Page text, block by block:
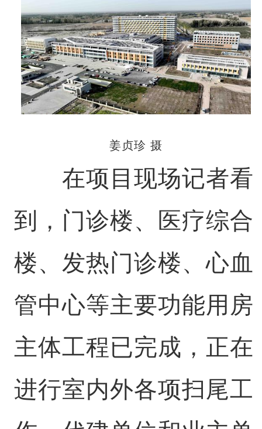
姜贞珍 摄
在项目现场记者看
到，门诊楼、医疗综合
楼、发热门诊楼、心血
管中心等主要功能用房
主体工程已完成，正在
进行室内外各项扫尾工